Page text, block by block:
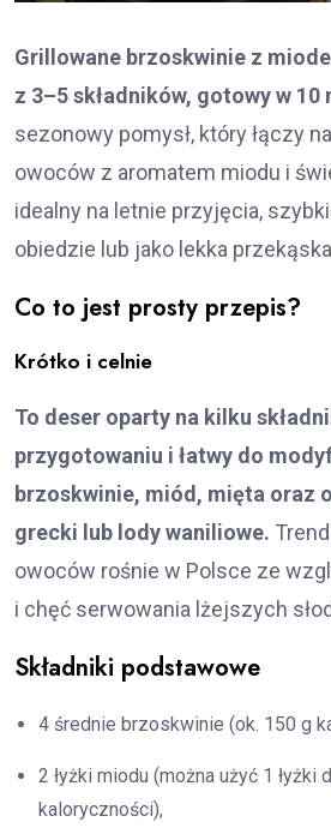
Grillowane brzoskwinie z
z 3–5 składników, gotowy w 10
sezonowy pomysł, który łączy
owoców z aromatem miodu i
idealny na letnie przyjęcia,
obiedzie lub jako lekka
Co to jest prosty przepis?
Krótko i celnie
To deser oparty na kilku
przygotowaniu i łatwy do
brzoskwinie, miód, mięta oraz
grecki lub lody waniliowe.
owoców rośnie w Polsce ze
i chęć serwowania lżejszych
Składniki podstawowe
4 średnie brzoskwinie (ok. 150 g
2 łyżki miodu (można użyć 1 łyżki
kaloryczności),